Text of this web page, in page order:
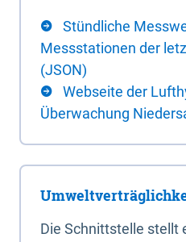
Stündliche
Messstationen der
(JSON)
Webseite der
Überwachung
Die Schnittstelle stellt